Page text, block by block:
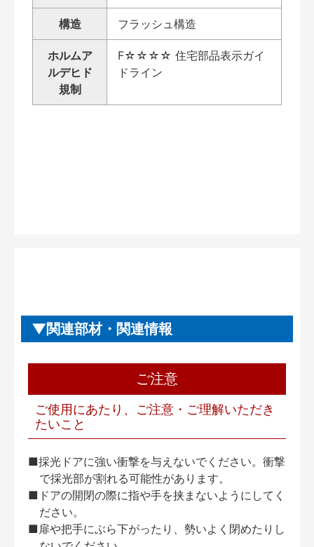
構造 フラッシュ構造
ホルムア
ルデヒド
規制
F☆☆☆☆ 住宅部品表示ガイ
ドライン
関連部材・関連情報
ご注意
ご使用にあたり、ご注意・ご理解いただき
たいこと
■採光ドアに強い衝撃を与えないでください。衝撃
で採光部が割れる可能性があります。
■ドアの開閉の際に指や手を挟まないようにしてく
ださい。
■扉や把手にぶら下がったり、勢いよく閉めたりし